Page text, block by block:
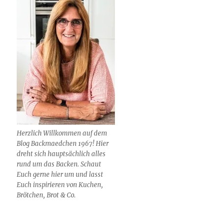
Herzlich Willkommen auf dem
Blog Backmaedchen 1967! Hier
dreht sich hauptsächlich alles
rund um das Backen. Schaut
Euch gerne hier um und lasst
Euch inspirieren von Kuchen,
Brötchen, Brot & Co.